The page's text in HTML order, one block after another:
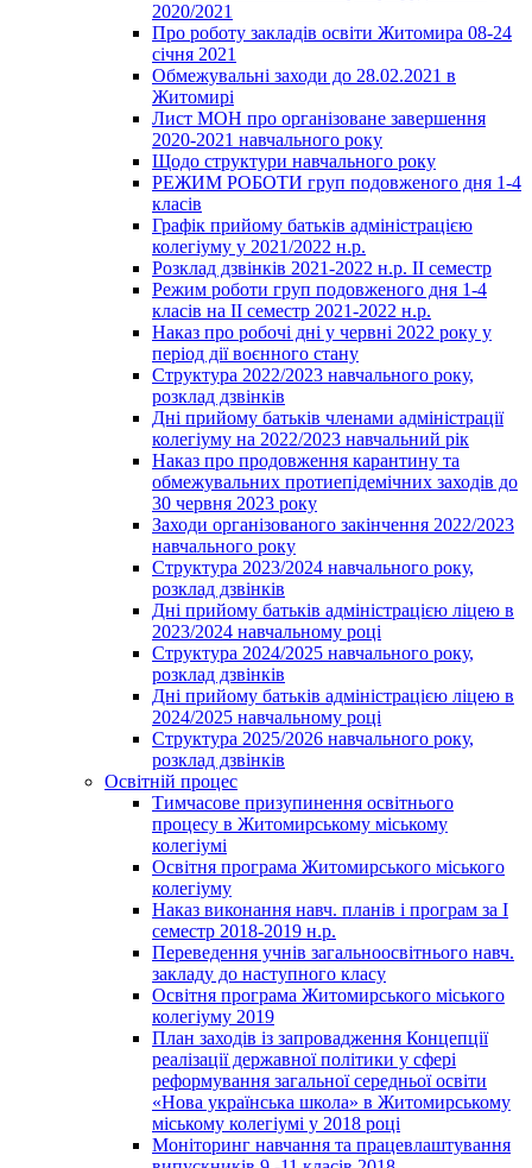
2020/2021
Про роботу закладів освіти Житомира 08-24
січня 2021
Обмежувальні заходи до 28.02.2021 в
Житомирі
Лист МОН про організоване завершення
2020-2021 навчального року
Щодо структури навчального року
РЕЖИМ РОБОТИ груп подовженого дня 1-4
класів
Графік прийому батьків адміністрацією
колегіуму у 2021/2022 н.р.
Розклад дзвінків 2021-2022 н.р. ІІ семестр
Режим роботи груп подовженого дня 1-4
класів на ІІ семестр 2021-2022 н.р.
Наказ про робочі дні у червні 2022 року у
період дії воєнного стану
Структура 2022/2023 навчального року,
розклад дзвінків
Дні прийому батьків членами адміністрації
колегіуму на 2022/2023 навчальний рік
Наказ про продовження карантину та
обмежувальних протиепідемічних заходів до
30 червня 2023 року
Заходи організованого закінчення 2022/2023
навчального року
Структура 2023/2024 навчального року,
розклад дзвінків
Дні прийому батьків адміністрацією ліцею в
2023/2024 навчальному році
Структура 2024/2025 навчального року,
розклад дзвінків
Дні прийому батьків адміністрацією ліцею в
2024/2025 навчальному році
Структура 2025/2026 навчального року,
розклад дзвінків
Освітній процес
Тимчасове призупинення освітнього
процесу в Житомирському міському
колегіумі
Освітня програма Житомирського міського
колегіуму
Наказ виконання навч. планів і програм за І
семестр 2018-2019 н.р.
Переведення учнів загальноосвітнього навч.
закладу до наступного класу
Освітня програма Житомирського міського
колегіуму 2019
План заходів із запровадження Концепції
реалізації державної політики у сфері
реформування загальної середньої освіти
«Нова українська школа» в Житомирському
міському колегіумі у 2018 році
Моніторинг навчання та працевлаштування